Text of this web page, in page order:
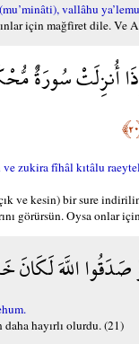
vallâhu
için mağfiret dile.
أُنزِلَتْ
zukira fîhâl kıtâlu
ve kesin) bir sure
görürsün. Oysa onlar
اللَّهَ لَكَانَ
hayırlı olurdu. (21)